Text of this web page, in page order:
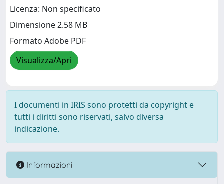
Licenza: Non specificato
Dimensione 2.58 MB
Formato Adobe PDF
Visualizza/Apri
I documenti in IRIS sono protetti da copyright e
tutti i diritti sono riservati, salvo diversa
indicazione.
Informazioni